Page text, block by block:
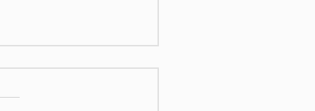
דן פגיס - מוח III
www.dropbox.com/scl/fi